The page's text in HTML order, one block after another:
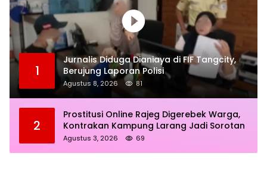
1
Jurnalis Diduga Dianiaya di FIF Tangcity,
Berujung Laporan Polisi
Agustus 8, 2026 81
2
Prostitusi Online Rajeg Digerebek Warga,
Kontrakan Kampung Larang Jadi Sorotan
Agustus 3, 2026 69